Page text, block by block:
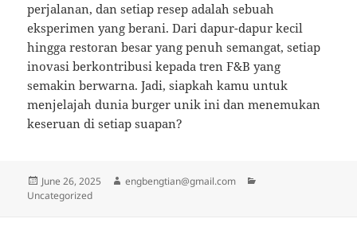
perjalanan, dan setiap resep adalah sebuah
eksperimen yang berani. Dari dapur-dapur kecil
hingga restoran besar yang penuh semangat, setiap
inovasi berkontribusi kepada tren F&B yang
semakin berwarna. Jadi, siapkah kamu untuk
menjelajah dunia burger unik ini dan menemukan
keseruan di setiap suapan?
Posted
on
June 26, 2025 Author
engbengtian@gmail.com
Uncategorized